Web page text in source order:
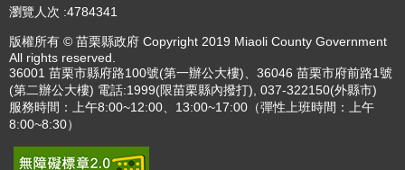
瀏覽人次 4784341
版權所有 © 苗栗縣政府 Copyright 2019 Miaoli County Government
All rights reserved.
36001 苗栗市縣府路100號(第一辦公大樓)、36046 苗栗市府前路1號
(第二辦公大樓) 電話:1999(限苗栗縣內撥打), 037-322150(外縣市)
服務時間：上午8:00~12:00、13:00~17:00（彈性上班時間：上午
8:00~8:30）